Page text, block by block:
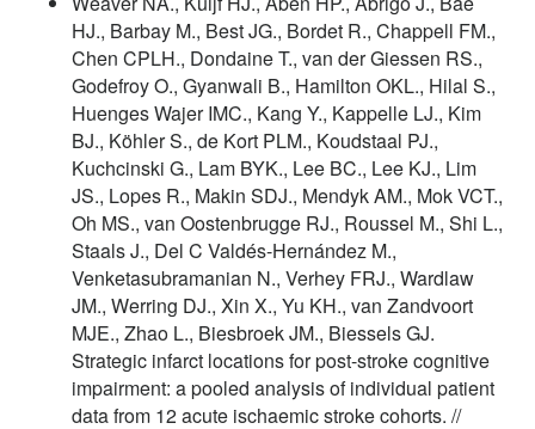
HJ., Barbay M., Best JG., Bordet R., Chappell FM.,
Chen CPLH., Dondaine T., van der Giessen RS.,
Godefroy O., Gyanwali B., Hamilton OKL., Hilal S.,
Huenges Wajer IMC., Kang Y., Kappelle LJ., Kim
BJ., Köhler S., de Kort PLM., Koudstaal PJ.,
Kuchcinski G., Lam BYK., Lee BC., Lee KJ., Lim
JS., Lopes R., Makin SDJ., Mendyk AM., Mok VCT.,
Oh MS., van Oostenbrugge RJ., Roussel M., Shi L.,
Staals J., Del C Valdés-Hernández M.,
Venketasubramanian N., Verhey FRJ., Wardlaw
JM., Werring DJ., Xin X., Yu KH., van Zandvoort
MJE., Zhao L., Biesbroek JM., Biessels GJ.
Strategic infarct locations for post-stroke cognitive
impairment: a pooled analysis of individual patient
data from 12 acute ischaemic stroke cohorts. //